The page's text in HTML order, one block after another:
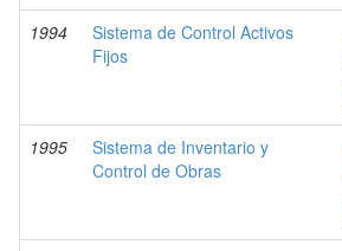
1994
Sistema de Control Activos
Fijos
1995
Sistema de Inventario y
Control de Obras